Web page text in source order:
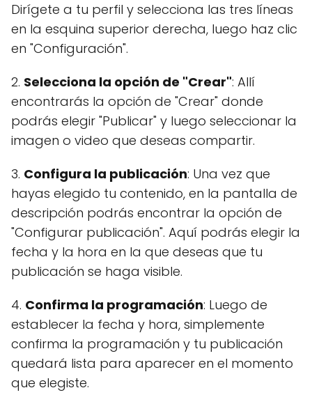
Dirígete a tu perfil y selecciona las tres líneas
en la esquina superior derecha, luego haz clic
en "Configuración".
2. Selecciona la opción de "Crear": Allí
encontrarás la opción de "Crear" donde
podrás elegir "Publicar" y luego seleccionar la
imagen o video que deseas compartir.
3. Configura la publicación: Una vez que
hayas elegido tu contenido, en la pantalla de
descripción podrás encontrar la opción de
"Configurar publicación". Aquí podrás elegir la
fecha y la hora en la que deseas que tu
publicación se haga visible.
4. Confirma la programación: Luego de
establecer la fecha y hora, simplemente
confirma la programación y tu publicación
quedará lista para aparecer en el momento
que elegiste.